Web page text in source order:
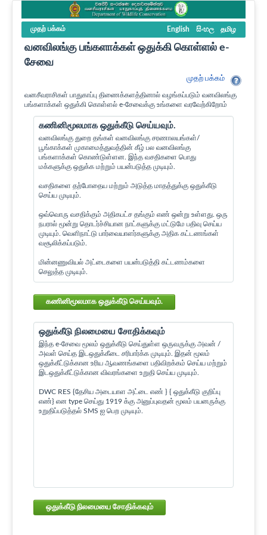
முதற் பக்கம் English සිංහල தமிழ
வனவிலங்கு பங்களாக்கள் ஒதுக்கி கொள்ளல் e-
சேவை
முதற் பக்கம்
வனசீவராசிகள் பாதுகாப்பு திணைக்களத்தினால் வழங்கப்படும் வனவிலங்கு
பங்களாக்கள் ஒதுக்கி கொள்ளல் e-சேவைக்கு உங்களை வரவேற்கிறோம்
கணினிமூலமாக ஒதுக்கீடு செய்யவும்.
வனவிலங்கு துறை தங்கள் வனவிலங்கு சரணாலயங்கள்/
பூங்காக்கள் முகாமைத்துவத்தின் கீழ் பல வனவிலங்கு
பங்களாக்கள் கொண்டுள்ளன. இந்த வசதிகளை பொது
மக்களுக்கு ஒதுக்க மற்றும் பயன்படுத்த முடியும்.
வசதிகளை தற்போதைய மற்றும் அடுத்த மாதத்துக்கு ஒதுக்கீடு
செய்ய முடியும்.
ஒவ்வொரு வசதிக்கும் அதிகபட்ச தங்கும் எண் ஒன்று உள்ளது. ஒரு
நபரால் மூன்று தொடர்ச்சியான நாட்களுக்கு மட்டுமே பதிவு செய்ய
முடியும். வெளிநாட்டு பார்வையாளர்களுக்கு அதிக கட்டணங்கள்
வசூலிக்கப்படும்.
மின்னணுவியல் அட்டைகளை பயன்படுத்தி கட்டணம்களை
செலுத்த முடியும்.
கணினிமூலமாக ஒதுக்கீடு செய்யவும்.
ஒதுக்கீடு நிலமையை சோதிக்கவும்
இந்த e-சேவை மூலம் ஒதுக்கீடு செய்துள்ள ஒருவருக்கு அவன் /
அவள் செய்த இடஒதுக்கீடை சரிபார்க்க முடியும். இதன் மூலம்
ஒதுக்கீட்டுக்கான உரிய ஆவணங்களை பதிவிறக்கம் செய்ய மற்றும்
இடஒதுக்கீட்டுக்கான விவரங்களை உறுதி செய்ய முடியும்.
DWC RES {தேசிய அடையாள அட்டை எண் } { ஒதுக்கீடு குறிப்பு
எண்} என type செய்து 1919 க்கு அனுப்புவதன் மூலம் பயனருக்கு
உறுதிப்படுத்தல் SMS ஐ பெற முடியும்.
ஒதுக்கீடு நிலமையை சோதிக்கவும்